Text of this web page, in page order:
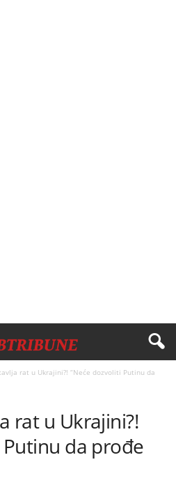
rat u Ukrajini?! “Neće dozvoliti Putinu da
rat u Ukrajini?!
da prođe